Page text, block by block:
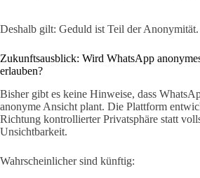
Deshalb gilt: Geduld ist Teil der Anonymität.
Zukunftsausblick: Wird WhatsApp
erlauben?
Bisher gibt es keine Hinweise, dass
anonyme Ansicht plant. Die Plattform
Richtung kontrollierter Privatsphäre statt
Unsichtbarkeit.
Wahrscheinlicher sind künftig: